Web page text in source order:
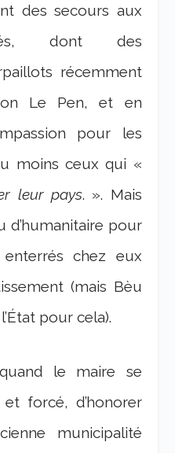
des secours aux
dont des
récemment
Le Pen, et en
pour les
moins ceux qui «
leur pays. ». Mais
d’humanitaire pour
enterrés chez eux
(mais Bèu
pour cela).
le maire se
forcé, d’honorer
municipalité